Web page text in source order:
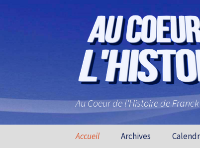
Au Coeur de l'Histoire de
Aller au contenu principal
Accueil Archives